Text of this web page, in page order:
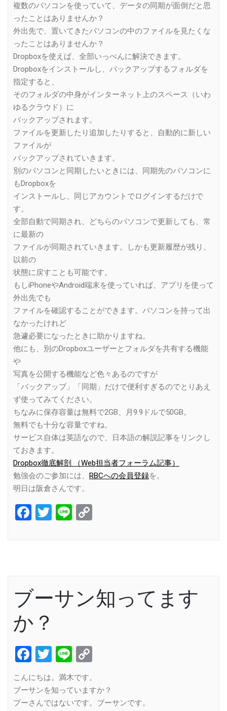
複数のパソコンを使っていて、データの同期が面倒だと思
ったことはありませんか？
外出先で、置いてきたパソコンの中のファイルを見たくな
ったことはありませんか？
Dropboxを使えば、全部いっぺんに解決できます。
Dropboxをインストールし、バックアップするフォルダを
指定すると、
そのフォルダの中身がインターネット上のスペース（いわ
ゆるクラウド）に
バックアップされます。
ファイルを更新したり追加したりすると、自動的に新しい
ファイルが
バックアップされていきます。
別のパソコンと同期したいときには、同期先のパソコンに
もDropboxを
インストールし、同じアカウントでログインするだけで
す。
全部自動で同期され、どちらのパソコンで更新しても、常
に最新の
ファイルが同期されていきます。しかも更新履歴が残り、
以前の
状態に戻すことも可能です。
もしiPhoneやAndroid端末を使っていれば、アプリを使って
外出先でも
ファイルを確認することができます。パソコンを持って出
なかったけれど
急遽必要になったときに助かりますね。
他にも、別のDropboxユーザーとフォルダを共有する機能
や
写真を公開する機能など色々あるのですが
「バックアップ」「同期」だけで便利すぎるのでとりあえ
ず使ってみてください。
ちなみに保存容量は無料で2GB、月9.9ドルで50GB。
無料でも十分な容量ですね。
サービス自体は英語なので、日本語の解説記事をリンクし
ておきます。
Dropbox徹底解剖 （Web担当者フォーラム記事）
勉強会のご参加には、 RBCへの会員登録を。
明日は阪倉さんです。
Facebook
Twitter
Line
ブーサン知ってます
か？
Facebook
Twitter
Line
こんにちは。満木です。
ブーサンを知っていますか？
プーさんではないです。ブーサンです。